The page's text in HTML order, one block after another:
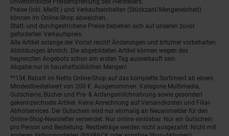
Preise (inkl. MwSt.) und Verkaufseinheiten (Stückzahl/Mengeneinheit)
können im Online-Shop abweichen.
Statt- und durchgestrichene Preise beziehen sich auf unseren zuvor
geforderten Verkaufspreis.
Alle Artikel solange der Vorrat reicht! Änderungen und Irrtümer vorbehalten.
Abbildungen ähnlich. Die abgebildeten Artikel können wegen des
begrenzten Angebots schon am ersten Tag ausverkauft sein.
Abgabe nur in haushaltsüblichen Mengen!
**15€ Rabatt im Netto Online-Shop auf das komplette Sortiment ab einem
Mindestbestellwert von 200 €. Ausgenommen: Kategorie Multimedia,
Gutscheine, Bücher und Pre- & Anfangsmilchnahrung sowie gesondert
gekennzeichnete Artikel. Keine Anrechnung auf Versandkosten und Filial-
Abholservices. Der Gutschein wird nur einmalig an Neuanmelder für den
Online-Shop-Newsletter versendet. Nur online einlösbar. Nur ein Gutschein
pro Person und Bestellung. Restbeträge werden nicht ausgezahlt. Nicht mit